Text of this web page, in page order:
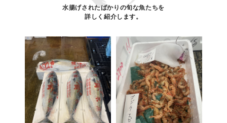
水揚げされたばかりの旬な魚たちを
詳しく紹介します。